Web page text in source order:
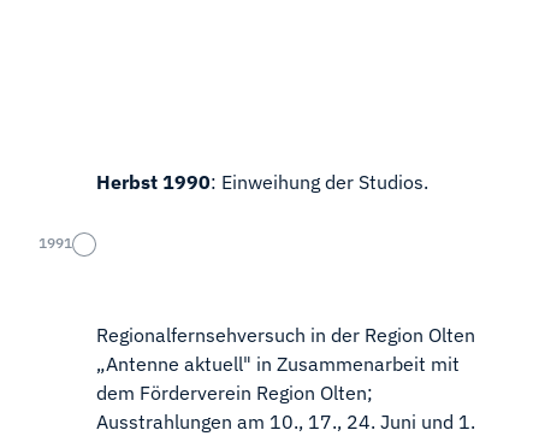
Herbst 1990: Einweihung der Studios.
1991
Regionalfernsehversuch in der Region Olten
„Antenne aktuell" in Zusammenarbeit mit
dem Förderverein Region Olten;
Ausstrahlungen am 10., 17., 24. Juni und 1.